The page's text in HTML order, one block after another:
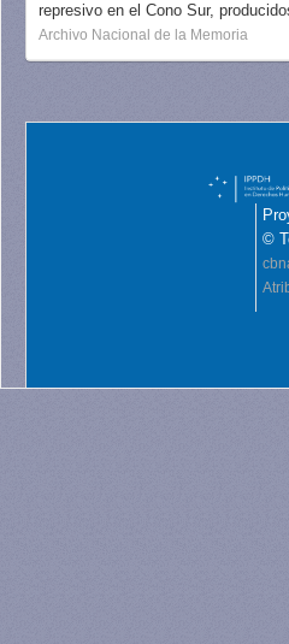
represivo en el Cono Sur,
Archivo Nacional de la Memoria
©